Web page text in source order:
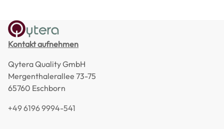
Kontakt aufnehmen
Qytera Quality GmbH
Mergenthalerallee 73-75
65760 Eschborn
+49 6196 9994-541